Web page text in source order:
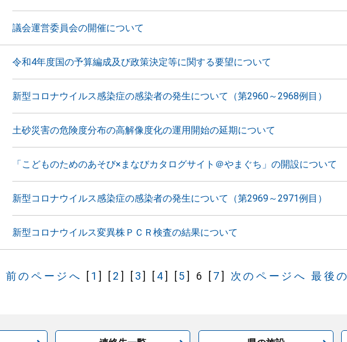
議会運営委員会の開催について
令和4年度国の予算編成及び政策決定等に関する要望について
新型コロナウイルス感染症の感染者の発生について（第2960～2968例目）
土砂災害の危険度分布の高解像度化の運用開始の延期について
「こどものためのあそび×まなびカタログサイト＠やまぐち」の開設について
新型コロナウイルス感染症の感染者の発生について（第2969～2971例目）
新型コロナウイルス変異株ＰＣＲ検査の結果について
前のページへ [ 1] [ 2 ] [ 3] [ 4] [5] 6 [ 7] 次のページへ 最後